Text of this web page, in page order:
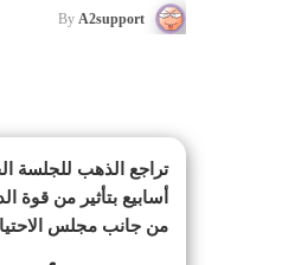
By A2support
تراجع الذهب للجلسة
أسابيع بتأثير من قوة
من جانب مجلس